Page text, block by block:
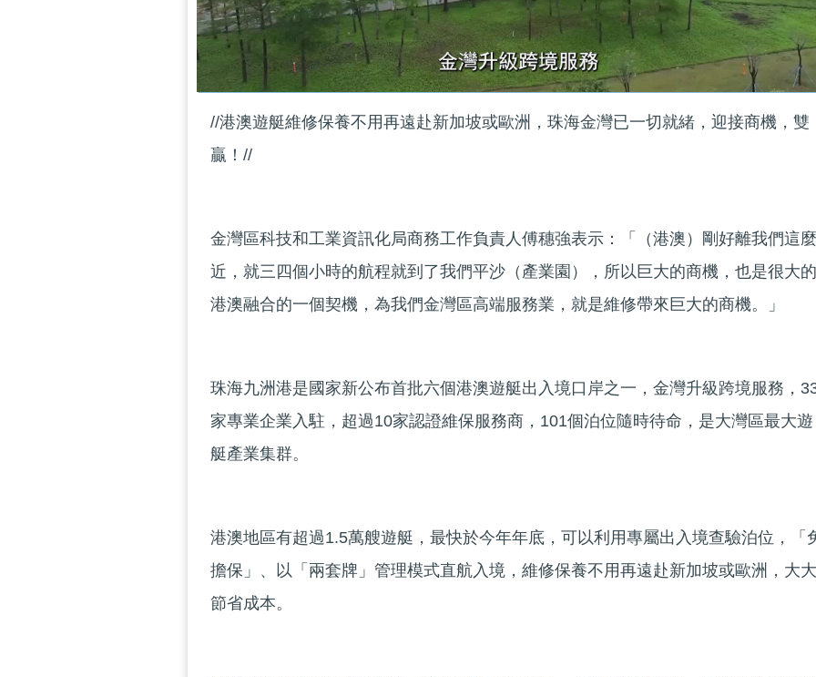
//港澳遊艇維修保養不用再遠赴新加坡或歐洲，珠海金灣已一切就緒，迎接商機，雙
贏！//
金灣區科技和工業資訊化局商務工作負責人傅穗強表示：「（港澳）剛好離我們這麼
近，就三四個小時的航程就到了我們平沙（產業園），所以巨大的商機，也是很大的
港澳融合的一個契機，為我們金灣區高端服務業，就是維修帶來巨大的商機。」
珠海九洲港是國家新公布首批六個港澳遊艇出入境口岸之一，金灣升級跨境服務，
家專業企業入駐，超過10家認證維保服務商，101個泊位隨時待命，是大灣區最大遊
艇產業集群。
港澳地區有超過1.5萬艘遊艇，最快於今年年底，可以利用專屬出入境查驗泊位，「
擔保」、以「兩套牌」管理模式直航入境，維修保養不用再遠赴新加坡或歐洲，大大
節省成本。